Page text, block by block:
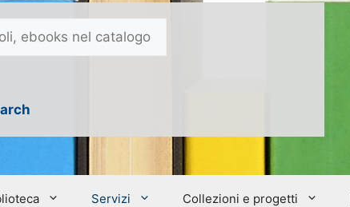
Servizi Collezioni e progetti